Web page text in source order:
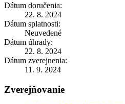
Dátum doručenia:
22. 8. 2024
Dátum splatnosti:
Neuvedené
Dátum úhrady:
22. 8. 2024
Dátum zverejnenia:
11. 9. 2024
Zverejňovanie